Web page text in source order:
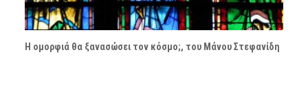
Η ομορφιά θα ξανασώσει τον κόσμο;, του Μάνου Στεφανίδη